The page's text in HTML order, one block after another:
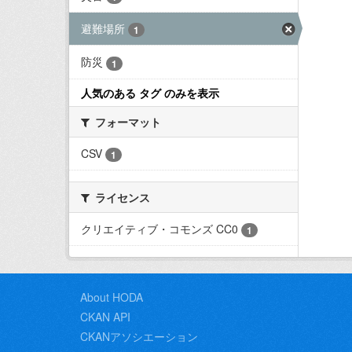
避難場所 1
防災 1
人気のある タグ のみを表示
フォーマット
CSV
1
ライセンス
クリエイティブ・コモンズ CC0
1
About HODA
CKAN API
CKANアソシエーション